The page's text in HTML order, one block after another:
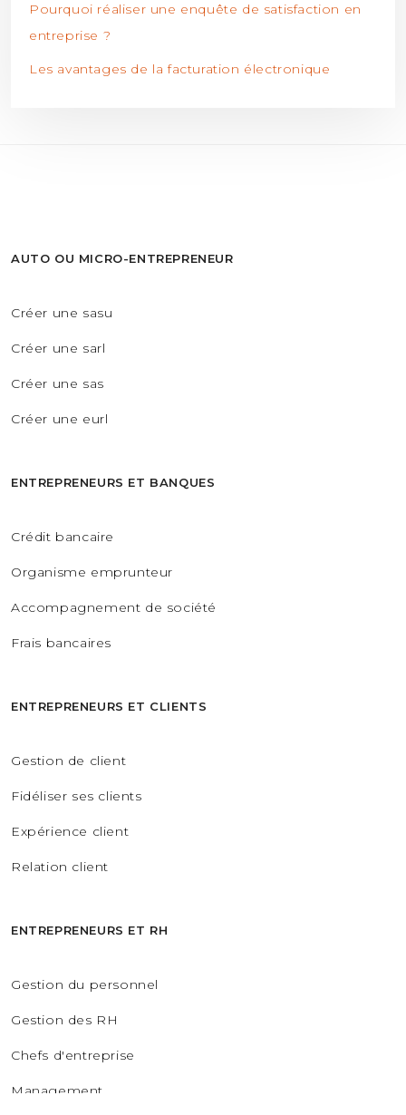
Pourquoi réaliser une enquête de satisfaction en
entreprise ?
Les avantages de la facturation électronique
AUTO OU MICRO-ENTREPRENEUR
Créer une sasu
Créer une sarl
Créer une sas
Créer une eurl
ENTREPRENEURS ET BANQUES
Crédit bancaire
Organisme emprunteur
Accompagnement de société
Frais bancaires
ENTREPRENEURS ET CLIENTS
Gestion de client
Fidéliser ses clients
Expérience client
Relation client
ENTREPRENEURS ET RH
Gestion du personnel
Gestion des RH
Chefs d'entreprise
Management